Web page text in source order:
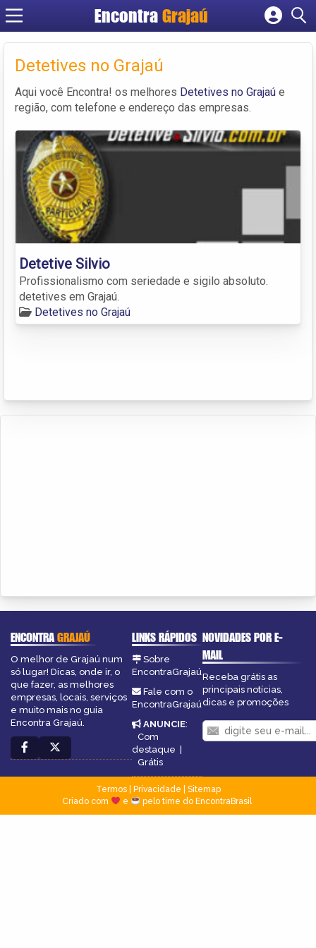
Encontra Grajaú
Cadastrar empresa
Criar conta
Detetives no Grajaú
Aqui você Encontra! os melhores Detetives no Grajaú e
região, com telefone e endereço das empresas.
Detetive Silvio
Profissionalismo com seriedade e sigilo absoluto.
detetives em Grajaú.
Detetives no Grajaú
ENCONTRAGRAJAÚ
O melhor de Grajaú num
só lugar! Dicas, onde ir, o
que fazer, as melhores
empresas, locais, serviços
e muito mais no guia
Encontra Grajaú.
LINKS RÁPIDOS
Sobre
EncontraGrajaú
Fale com o
EncontraGrajaú
ANUNCIE:
Com
destaque |
Grátis
NOVIDADES POR E-
MAIL
Receba grátis as
principais notícias,
dicas e promoções
Termos| Privacidade
Sitemap
Criado com
e pelo time do EncontraBrasil